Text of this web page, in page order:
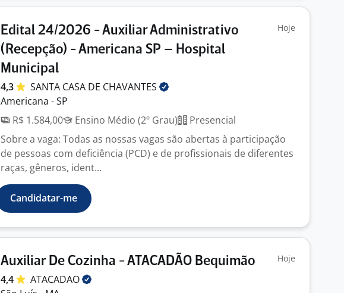
Edital 24/2026 - Auxiliar Administrativo
(Recepção) - Americana SP – Hospital
Municipal
Hoje
4,3 SANTA CASA DE CHAVANTES
Americana - SP
R$ 1.584,00
Ensino Médio (2º Grau)
Presencial
Sobre a vaga: Todas as nossas vagas são abertas à participação
de pessoas com deficiência (PCD) e de profissionais de diferentes
raças, gêneros, ident...
Candidatar-me
Auxiliar De Cozinha - ATACADÃO Bequimão Hoje
4,4
ATACADAO